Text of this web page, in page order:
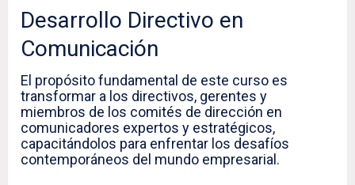
Desarrollo Directivo en
Comunicación
El propósito fundamental de este curso es
transformar a los directivos, gerentes y
miembros de los comités de dirección en
comunicadores expertos y estratégicos,
capacitándolos para enfrentar los desafíos
contemporáneos del mundo empresarial.